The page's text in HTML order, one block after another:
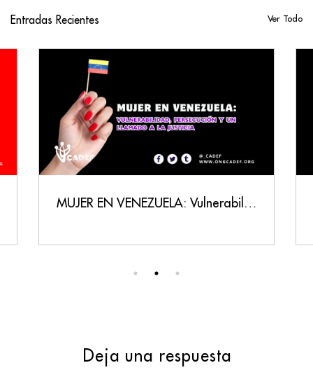
Entradas Recientes Ver Todo
MUJER EN VENEZUELA: Vulnerabilidad, Persecución y un Llamado a la Justicia
Deja una respuesta